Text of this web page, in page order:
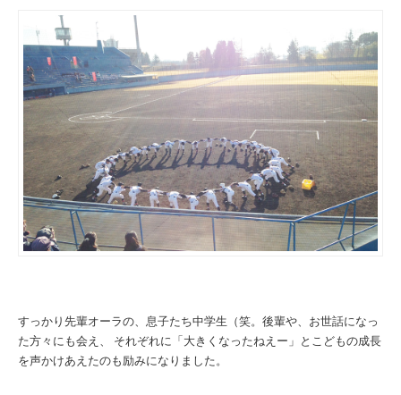
すっかり先輩オーラの、息子たち中学生（笑。 後輩や、お世話になっ
た方々にも会え、
それぞれに「大きくなったねえー」とこどもの成長
を声かけあえたのも励みになりました。